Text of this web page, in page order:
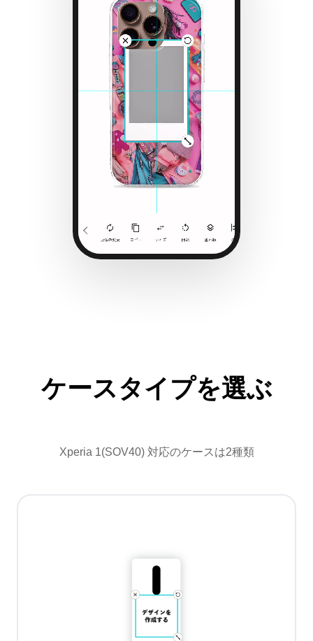
ケースタイプを選ぶ
Xperia 1(SOV40) 対応のケースは2種類